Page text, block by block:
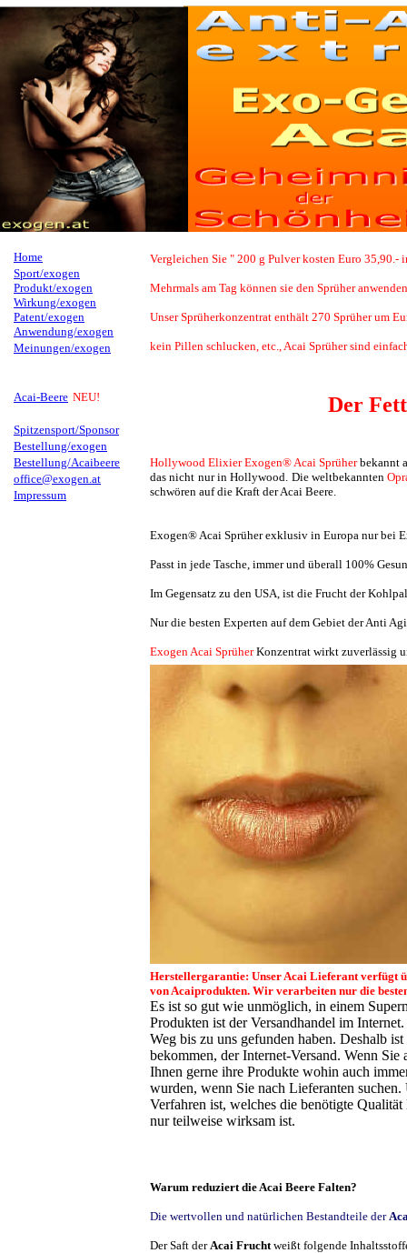
Home
Sport/exogen
Produkt/exogen
Wirkung/exogen
Patent/exogen
Anwendung/exogen
Meinungen/exogen
Acai-Beere NEU!
Spitzensport/Sponsor
Bestellung/exogen
Bestellung/Acaibeere
office@exogen.at
Impressum
Vergleichen Sie " 200 g Pulver kosten Euro 35,90.-
Mehrmals am Tag können sie den Sprüher
Unser Sprüherkonzentrat enthält 270 Sprüher um
kein Pillen schlucken, etc., Acai Sprüher sind
Der
Hollywood Elixier Exogen® Acai Sprüherbekannt
das nicht nur in Hollywood. Die weltbekannten
schwören auf die Kraft der Acai Beere.
Exogen® Acai Sprüher exklusiv in Europa nur bei
Passt in jede Tasche, immer und überall 100%
Im Gegensatz zu den USA, ist die Frucht der
Nur die besten Experten auf dem Gebiet der Anti
Exogen Acai SprüherKonzentrat wirkt zuverlässig
Herstellergarantie: Unser Acai Lieferant verfügt
von Acaiprodukten. Wir verarbeiten nur die
Es ist so gut wie unmöglich, in einem
Produkten ist der Versandhandel im
Weg bis zu uns gefunden haben. Deshalb
bekommen, der Internet-Versand. Wenn
Ihnen gerne ihre Produkte wohin auch
wurden, wenn Sie nach Lieferanten
Verfahren ist, welches die benötigte
nur teilweise wirksam ist.
Warum reduziert die Acai Beere Falten?
Die wertvollen und natürlichen Bestandteile der
Der Saft derAcai Fruchtweißt folgende